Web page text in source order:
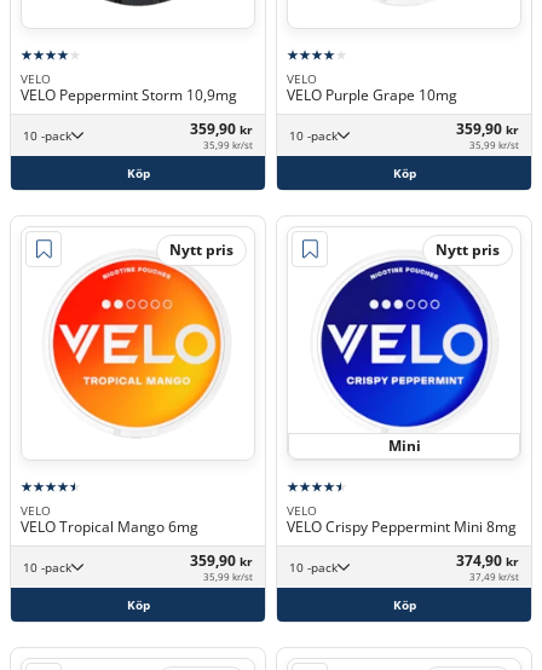
VELO
VELO Peppermint Storm 10,9mg
10 -pack 359,90 kr
35,99 kr/st
Köp
VELO
VELO Purple Grape 10mg
10 -pack 359,90 kr
35,99 kr/st
Köp
Nytt pris
VELO
VELO Tropical Mango 6mg
10 -pack 359,90 kr
35,99 kr/st
Köp
Nytt pris
Mini
VELO
VELO Crispy Peppermint Mini 8mg
10 -pack 374,90 kr
37,49 kr/st
Köp